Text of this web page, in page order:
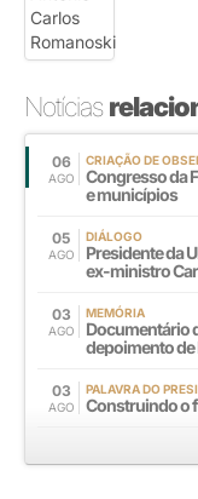
Notícias
06
AGO
CRIAÇÃO DE
Congresso da
e municípios
05
AGO
DIÁLOGO
Presidente da
ex-ministro
03
AGO
MEMÓRIA
Documentário
depoimento de
03
AGO
PALAVRA DO
Construindo o